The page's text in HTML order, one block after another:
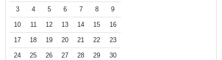
3 4 5 6 7 8 9
10 11 12 13 14 15 16
17 18 19 20 21 22 23
24 25 26 27 28 29 30